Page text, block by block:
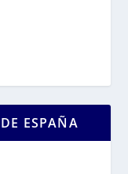
ESPAÑA